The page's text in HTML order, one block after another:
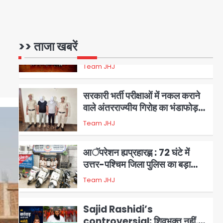
>> ताजा खबरें
2
वाले गिरोह का भंडाफोड़
Team JHJ
3
सरकारी भर्ती परीक्षाओं में नकल कराने
वाले अंतरराज्यीय गिरोह का भंडाफोड़,
मास्टरमाइंड समेत 7 गिरफ्तार
Team JHJ
4
आॅपरेशन ह्यप्रहारह्ण : 72 घंटे में
उत्तर-पश्चिम जिला पुलिस का बड़ा
एक्शन
Team JHJ
Sajid Rashidi’s
controversial: शिवभक्त नहीं,